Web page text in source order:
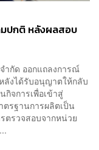
มปกติ หลังผลสอบ
ำกัด ออกแถลงการณ์
ลังได้รับอนุญาตให้กลับ
จการเพื่อเข้าสู่
รฐานการผลิตเป็น
ตรวจสอบจากหน่วย